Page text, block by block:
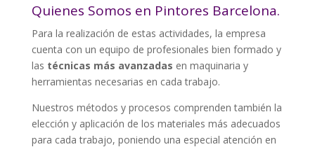
Quienes Somos en Pintores Barcelona.
Para la realización de estas actividades, la empresa
cuenta con un equipo de profesionales bien formado y
las técnicas más avanzadas en maquinaria y
herramientas necesarias en cada trabajo.
Nuestros métodos y procesos comprenden también la
elección y aplicación de los materiales más adecuados
para cada trabajo, poniendo una especial atención en